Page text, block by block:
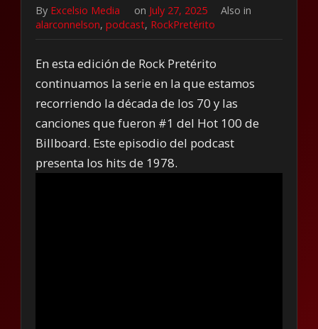
By Excelsio Media on July 27, 2025
Also in
alarconnelson,podcast, RockPretérito
En esta edición de Rock Pretérito
continuamos la serie en la que estamos
recorriendo la década de los 70 y las
canciones que fueron #1 del Hot 100 de
Billboard. Este episodio del podcast
presenta los hits de 1978.